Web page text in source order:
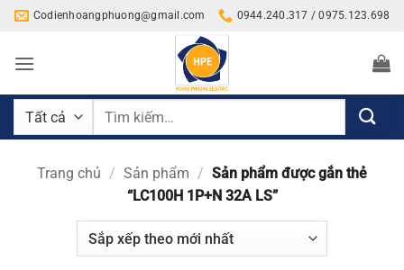
Bỏ
nội
Codienhoangphuong@gmail.com 0944.240.317 / 0975.123.698
Tìm
Trang chủ / Sản phẩm / Sản phẩm được gắn thẻ
“LC100H 1P+N 32A LS”